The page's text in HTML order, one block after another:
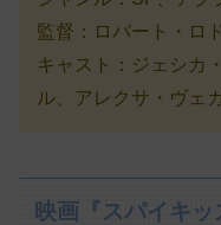
監督：ロバート・ロ
キャスト：ジェシカ
ル、アレクサ・ヴェ
映画『スパイキ